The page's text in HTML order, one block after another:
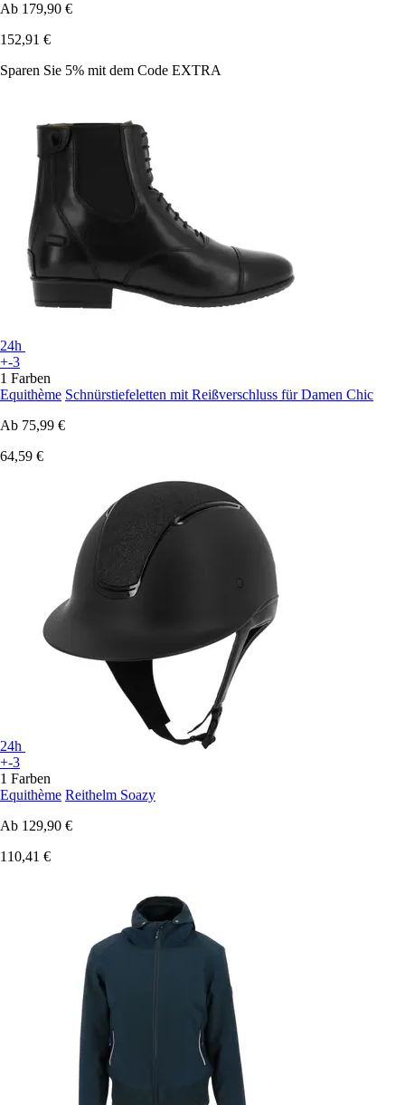
Ab 179,90 €
152,91 €
Sparen Sie 5% mit dem Code EXTRA
24h
+-3
1 Farben
Equithème Schnürstiefeletten mit Reißverschluss für Damen Chic
Ab 75,99 €
64,59 €
24h
+-3
1 Farben
Equithème Reithelm Soazy
Ab 129,90 €
110,41 €